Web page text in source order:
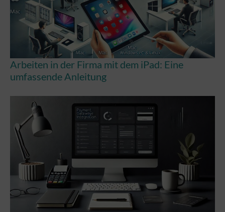
Arbeiten in der Firma mit dem iPad: Eine
umfassende Anleitung